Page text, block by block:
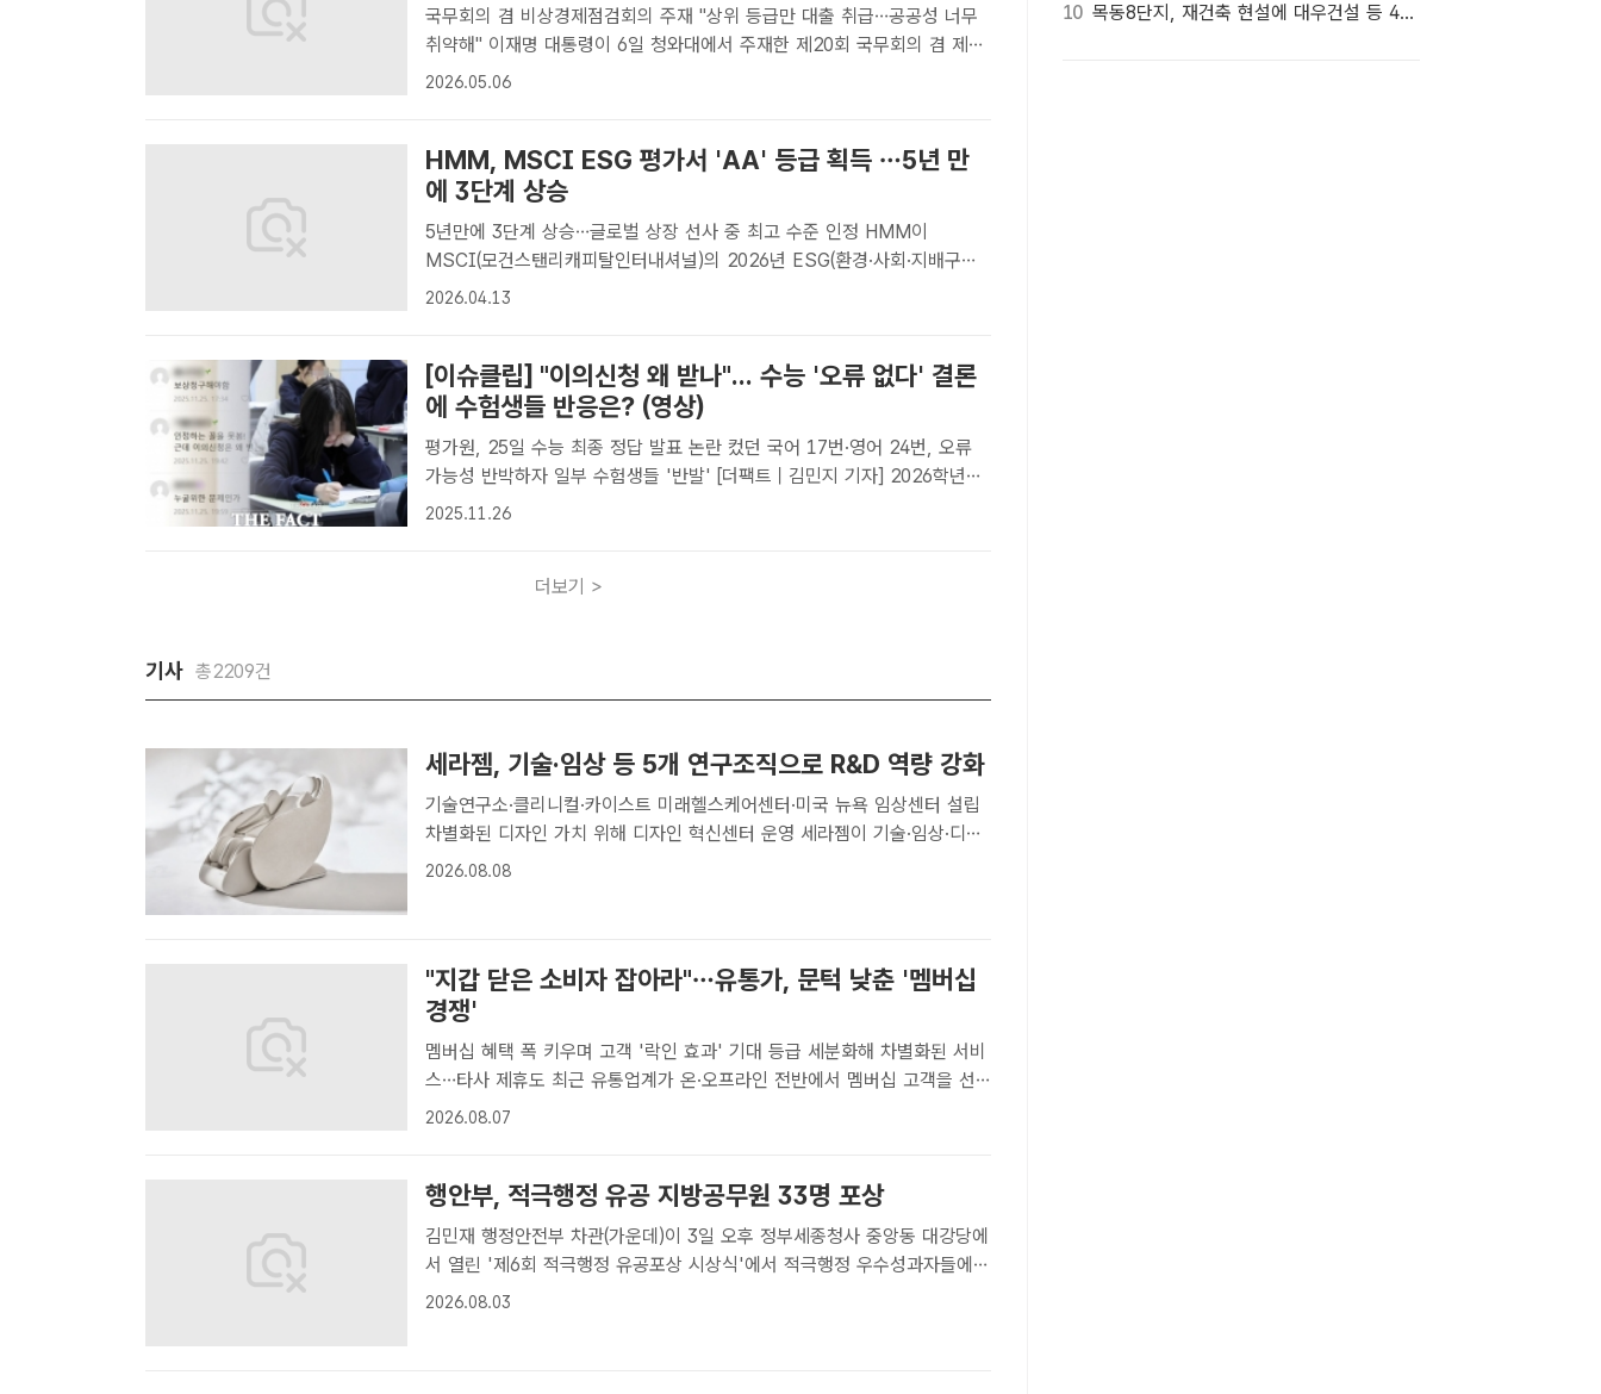
국무회의 겸 비상경제점검회의 주재 "상위 등급만 대출 취급…공공성 너무
취약해" 이재명 대통령이 6일 청와대에서 주재한 제20회 국무회의 겸 제7
차 비상경제점검회의에서 발언하고 있다. /뉴시스[더팩트ㅣ이헌일 기자] 이
2026.05.06
HMM, MSCI ESG 평가서 'AA' 등급 획득 …5년 만
에 3단계 상승
5년만에 3단계 상승…글로벌 상장 선사 중 최고 수준 인정 HMM이
MSCI(모건스탠리캐피탈인터내셔널)의 2026년 ESG(환경·사회·지배구조)
평가에서 'AA' 등급을 획득했다. /HMM[더팩트 | 김태환 기자] HMM이
2026.04.13
[이슈클립] "이의신청 왜 받나"... 수능 '오류 없다' 결론
에 수험생들 반응은? (영상)
평가원, 25일 수능 최종 정답 발표 논란 컸던 국어 17번·영어 24번, 오류
가능성 반박하자 일부 수험생들 '반발' [더팩트｜김민지 기자] 2026학년도
대학수학능력시험(수능)에서 제기된 이의신청을 검토한 결과 정답을 바꿀
2025.11.26
더보기 >
기사 총2209건
세라젬, 기술·임상 등 5개 연구조직으로 R&D 역량 강화
기술연구소·클리니컬·카이스트 미래헬스케어센터·미국 뉴욕 임상센터 설립
차별화된 디자인 가치 위해 디자인 혁신센터 운영 세라젬이 기술·임상·디자
인 등 5개의 연구조직을 중심으로 R&D 역량을 강화해 나가고 있다. /세라
2026.08.08
"지갑 닫은 소비자 잡아라"…유통가, 문턱 낮춘 '멤버십
경쟁'
멤버십 혜택 폭 키우며 고객 '락인 효과' 기대 등급 세분화해 차별화된 서비
스…타사 제휴도 최근 유통업계가 온·오프라인 전반에서 멤버십 고객을 선
점하기 위한 유치전을 치열하게 펼치고 있다. 내수 침체가 장기화하면서 기
2026.08.07
행안부, 적극행정 유공 지방공무원 33명 포상
김민재 행정안전부 차관(가운데)이 3일 오후 정부세종청사 중앙동 대강당에
서 열린 '제6회 적극행정 유공포상 시상식'에서 적극행정 우수성과자들에게
훈장을 전수한 뒤 수상자들과 기념촬영을 하고 있다. /행정안전부[더팩트ㅣ
2026.08.03
10
목동8단지, 재건축 현설에 대우건설 등 4곳…경쟁 입찰 성사될까